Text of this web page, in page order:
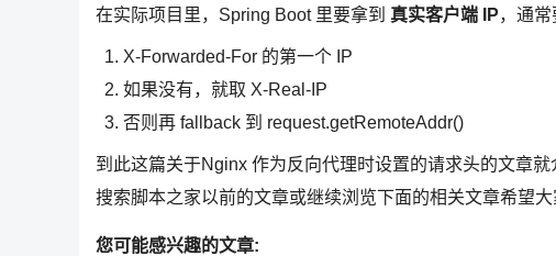
在实际项目里，Spring Boot 里要拿到 真实客户端 IP，通常
X-Forwarded-For 的第一个 IP
如果没有，就取 X-Real-IP
否则再 fallback 到 request.getRemoteAddr()
到此这篇关于Nginx 作为反向代理时设置的请求头的文章
搜索脚本之家以前的文章或继续浏览下面的相关文章希望大
您可能感兴趣的文章: